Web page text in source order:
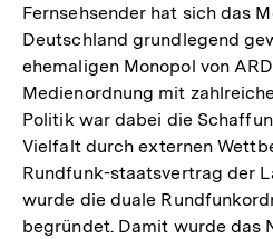
Fernsehsender hat sich das
Deutschland grundlegend
ehemaligen Monopol von
Medienordnung mit
Politik war dabei die
Vielfalt durch externen
Rundfunk-staatsvertrag der
wurde die duale
begründet. Damit wurde das